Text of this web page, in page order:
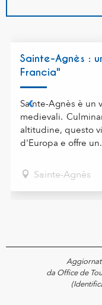
Sainte-Agnès :
Francia"
Sainte-Agnès è un
medievali.
altitudine, questo
d'Europa e offre
Sainte-Agnès
da Office de